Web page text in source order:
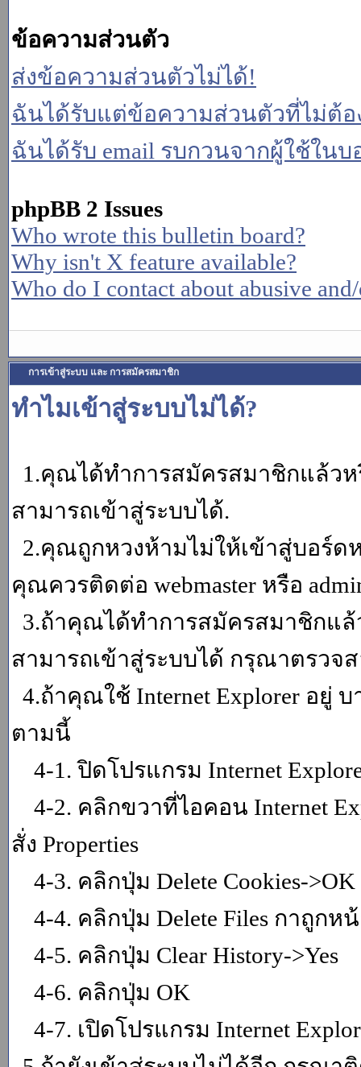
ข้อความส่วนตัว
ส่งข้อความส่วนตัวไม่ได้!
ฉันได้รับแต่ข้อความส่วนตัวที่ไม่ต้อ
ฉันได้รับ email รบกวนจากผู้ใช้ใน
phpBB 2 Issues
Who wrote this bulletin board?
Why isn't X feature available?
Who do I contact about abusive
การเข้าสู่ระบบ และ การสมัครสมาชิก
ทำไมเข้าสู่ระบบไม่ได้?
1.คุณได้ทำการสมัครสมาชิกแล้ว
สามารถเข้าสู่ระบบได้.
2.คุณถูกหวงห้ามไม่ให้เข้าสู่บอร์ด
คุณควรติดต่อ webmaster หรือ
3.ถ้าคุณได้ทำการสมัครสมาชิกแ
สามารถเข้าสู่ระบบได้ กรุณาตรวจส
4.ถ้าคุณใช้ Internet Explorer อยู่
ตามนี้
4-1. ปิดโปรแกรม Internet
4-2. คลิกขวาที่ไอคอน Internet
สั่ง Properties
4-3. คลิกปุ่ม Delete Cookies->OK
4-4. คลิกปุ่ม Delete Files กาถูกหน้
4-5. คลิกปุ่ม Clear History->Yes
4-6. คลิกปุ่ม OK
4-7. เปิดโปรแกรม Internet